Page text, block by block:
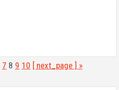
7 8 9 10 [ next_page ] »